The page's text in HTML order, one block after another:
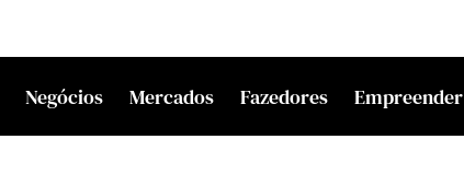
Negócios Mercados Fazedores Empreender